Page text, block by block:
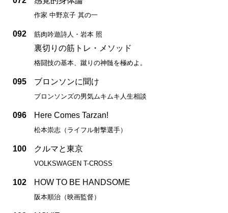
作家 中野京子 其の一
092 筋肉吟遊詩人・岩本 照
裏切りの筋トレ・メソッド
格闘技の基本、蹴りの神髄を極めよ。
095 ブロンソンに聞け
ブロンソンズの男気ムキムキ人生相談
096 Here Comes Tarzan!
松本崇志（ライフル射撃選手）
100 クルマと東京
VOLKSWAGEN T-CROSS
102 HOW TO BE HANDSOME
阪本順治（映画監督）